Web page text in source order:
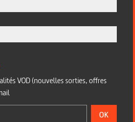
VOD (nouvelles sorties, offres
OK